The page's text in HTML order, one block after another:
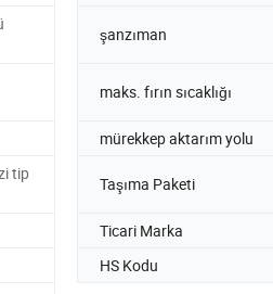
şanzıman
maks. fırın sıcaklığı
mürekkep aktarım yolu
tip
Taşıma Paketi
Ticari Marka
HS Kodu